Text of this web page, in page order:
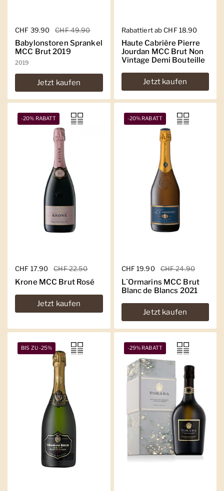
Regulärer Preis
CHF 39.90 Sale-Preis
CHF 49.90
Babylonstoren Sprankel
MCC Brut 2019
2019
Jetzt kaufen
Regulärer Preis
Rabattiert ab CHF 18.90
Haute Cabrière Pierre
Jourdan MCC Brut Non
Vintage Demi Bouteille
Jetzt kaufen
Regulärer Preis
CHF 17.90 Sale-Preis
CHF 22.50
Krone MCC Brut Rosé
Jetzt kaufen
-20% RABATT
Regulärer Preis
CHF 19.90 Sale-Preis
CHF 24.90
L`Ormarins MCC Brut
Blanc de Blancs 2021
Jetzt kaufen
-20% RABATT
BIS ZU -25% -29% RABATT